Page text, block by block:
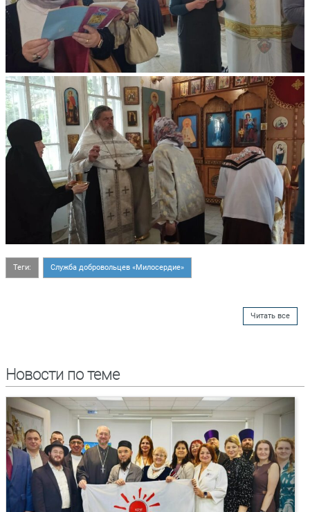
Теги: Служба добровольцев «Милосердие»
Читать все
Новости по теме